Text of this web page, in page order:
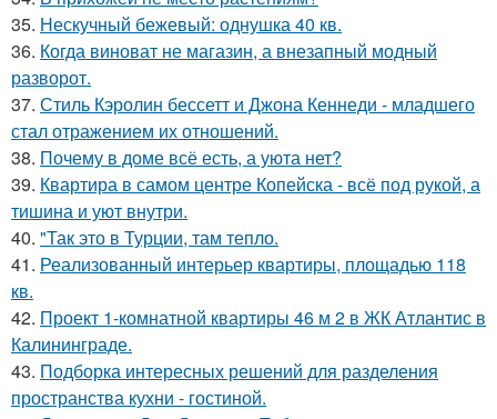
35. Нескучный бежевый: однушка 40 кв.
36. Когда виноват не магазин, а внезапный модный
разворот.
37. Стиль Кэролин бессетт и Джона Кеннеди - младшего
стал отражением их отношений.
38. Почему в доме всё есть, а уюта нет?
39. Квартира в самом центре Копейска - всё под рукой, а
тишина и уют внутри.
40. "Так это в Турции, там тепло.
41. Реализованный интерьер квартиры, площадью 118
кв.
42. Проект 1-комнатной квартиры 46 м 2 в ЖК Атлантис в
Калининграде.
43. Подборка интересных решений для разделения
пространства кухни - гостиной.